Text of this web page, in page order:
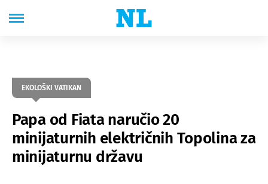
EKOLOŠKI VATIKAN
Papa od Fiata naručio 20
minijaturnih električnih Topolina za
minijaturnu državu